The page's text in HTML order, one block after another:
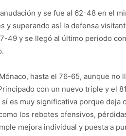
y se fue al 62-48 en el
y superando así la defensa
49 y se llegó al último periodo
hasta el 76-65, aunque no
con un nuevo triple y el
es muy significativa porque deja
los rebotes ofensivos,
mejora individual y puesta a